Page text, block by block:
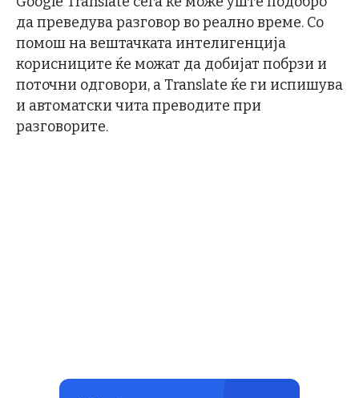
да преведува разговор во реално време. Со
помош на вештачката интелигенција
корисниците ќе можат да добијат побрзи и
поточни одговори, а Translate ќе ги испишува
и автоматски чита преводите при
разговорите.